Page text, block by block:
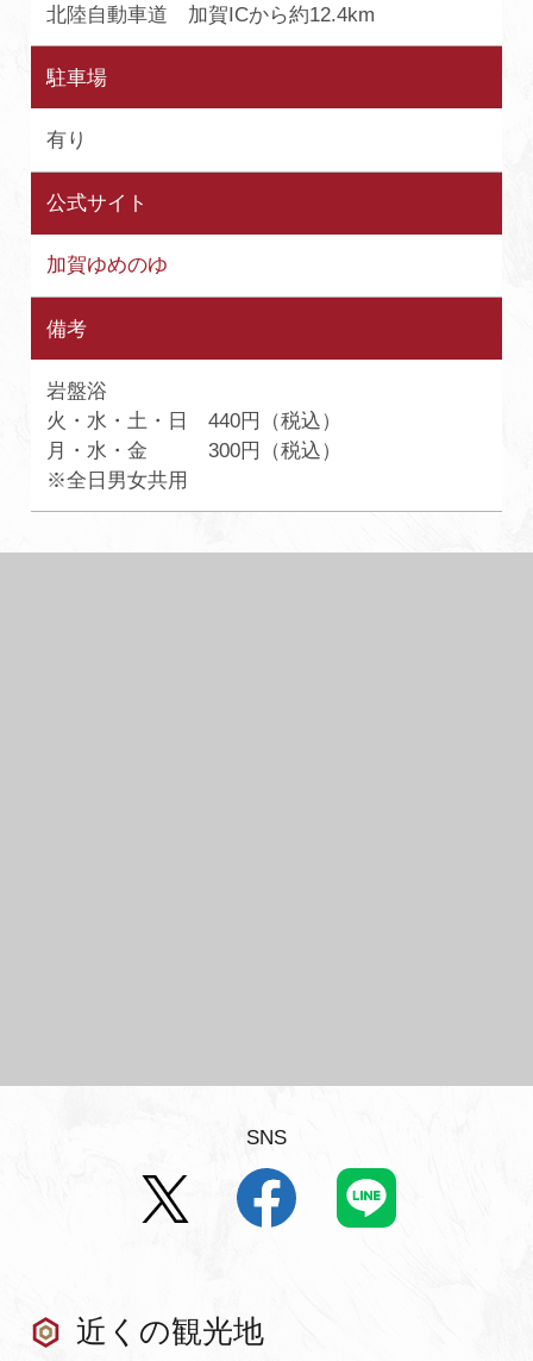
北陸自動車道 加賀ICから約12.4km
駐車場
有り
公式サイト
加賀ゆめのゆ
備考
岩盤浴
火・水・土・日 440円（税込）
月・水・金 300円（税込）
※全日男女共用
SNS
近くの観光地